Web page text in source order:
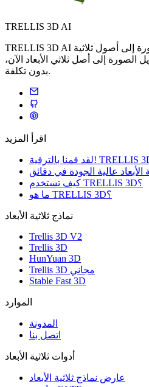
TRELLIS 3D AI
TRELLIS 3D AI هي أداة مجانية تحول أي صورة إلى أصول ثلاثية
الصورة إلى أصل ثلاثي الأبعاد الآن،
بدون تكلفة.
اقرأ المزيد
الأبعاد عالية الجودة في دقائق
كيف تستخدم TRELLIS 3D؟
ما هو TRELLIS 3D؟
نماذج ثلاثية الأبعاد
Trellis 3D V2
Trellis 3D
HunYuan 3D
Trellis 3D مجاني
Stable Fast 3D
الموارد
المدونة
اتصل بنا
أدوات ثلاثية الأبعاد
عارض نماذج ثلاثية الأبعاد